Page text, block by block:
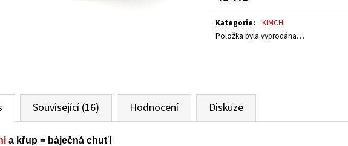
Měrná
cena:
Kategorie:
KIMCHI
Položka byla vyprodána…
Související (16) Hodnocení Diskuze
a křup = báječná chuť!
ŠVESTKOVÁ CHILLI OMÁČKA - HOT